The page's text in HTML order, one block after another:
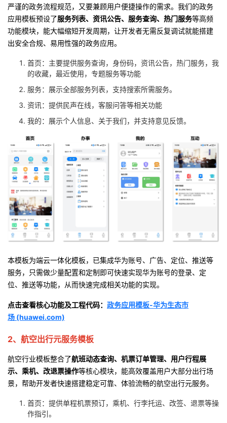
客
论
坛
的
圈
子
我
的
直
播
我
的
活
动
我
的
关
注
我
的
开
发
者
学
堂
课
程
的
认
证
我
的
实
验
我
的
收
我
的
Programs
我
的
支
持
我
的
技
术
支
持
我
的
云
声
建
议
严谨的政务流程规范，又要兼顾用户便捷操作的需求。我们的政务
应用模板预设了服务列表、资讯公告、服务查询、热门服务等高频
功能模块，能大幅缩短开发周期，让开发者无需反复调试就能搭建
出安全合规、易用性强的政务应用。
首页：主要提供服务查询，身份码，资讯公告，热门服务，我
的收藏，最近使用，专题服务等功能
服务：展示全部服务列表，支持搜索所需服务。
资讯：提供民声在线，客服问答等相关功能
我的：展示个人信息、关于我们，并支持意见反馈。
本模板为端云一体化模板，已集成华为账号、广告、定位、推送等
服务，只需做少量配置和定制即可快速实现华为账号的登录、定
位、推送等功能，从而快速完成相关功能的实现。
点击查看核心功能及工程代码： 政务应用模板-华为生态市
场 (huawei.com)
2、航空出行元服务模板
航空行业模板整合了航班动态查询、机票订单管理、用户行程展
示、乘机、改退票操作等核心模块，能高效覆盖用户大部分出行场
景，帮助开发者快速搭建稳定可靠、体验流畅的航空出行元服务。
首页：提供单程机票预订，乘机、行李托运、改签、退票等操
作指引。